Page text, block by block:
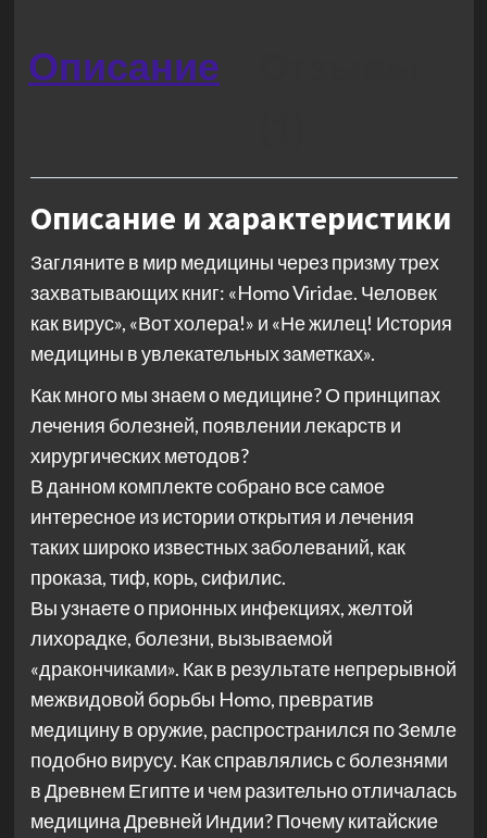
Описание
Описание и характеристики
Загляните в мир медицины через призму трех
захватывающих книг: «Homo Viridae. Человек
как вирус», «Вот холера!» и «Не жилец! История
медицины в увлекательных заметках».
Как много мы знаем о медицине? О принципах
лечения болезней, появлении лекарств и
хирургических методов?
В данном комплекте собрано все самое
интересное из истории открытия и лечения
таких широко известных заболеваний, как
проказа, тиф, корь, сифилис.
Вы узнаете о прионных инфекциях, желтой
лихорадке, болезни, вызываемой
«дракончиками». Как в результате непрерывной
межвидовой борьбы Homo, превратив
медицину в оружие, распространился по Земле
подобно вирусу. Как справлялись с болезнями
в Древнем Египте и чем разительно отличалась
медицина Древней Индии? Почему китайские